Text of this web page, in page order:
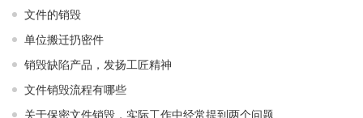
文件的销毁
单位搬迁扔密件
销毁缺陷产品，发扬工匠精神
文件销毁流程有哪些
关于保密文件销毁，实际工作中经常提到两个问题